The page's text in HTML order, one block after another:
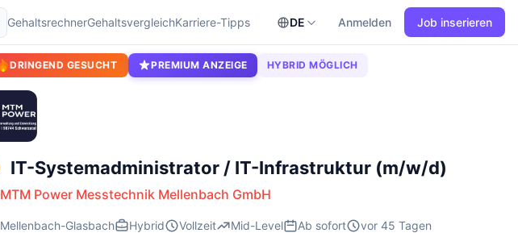
GehaltsrechnerGehaltsvergleichKarriere-Tipps DE Anmelden Job inserieren
DRINGEND GESUCHT PREMIUM ANZEIGE HYBRID MÖGLICH
IT-Systemadministrator / IT-Infrastruktur (m/w/d)
MTM Power Messtechnik Mellenbach GmbH
Mellenbach-Glasbach Hybrid Vollzeit Mid-Level Ab sofort vor 45 Tagen